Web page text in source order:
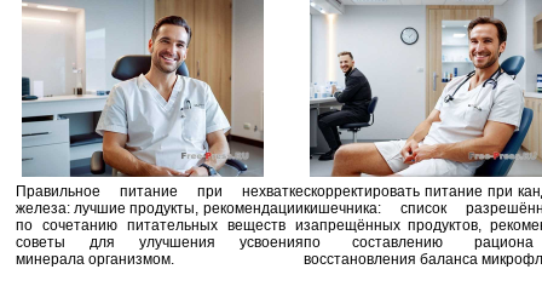
Правильное питание при нехватке
железа: лучшие продукты, рекомендации
по сочетанию питательных веществ и
советы для улучшения усвоения
минерала организмом.
скорректировать питание при
кишечника: список
запрещённых продуктов,
по составлению
восстановления баланса